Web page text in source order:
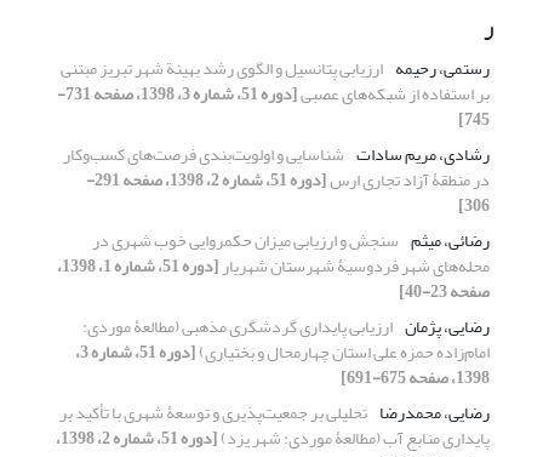
ر
رستمی، رحیمه ارزیابی پتانسیل و الگوی رشد بهینة شهر تبریز مبتنی
بر استفاده از شبکه‌های عصبی [دوره 51، شماره 3، 1398، صفحه 731-
745]
رشادی، مریم سادات شناسایی و اولویت‌بندی فرصت‌های کسب‌وکار
در منطقۀ آزاد تجاری ارس [دوره 51، شماره 2، 1398، صفحه 291-
306]
رضائی، میثم سنجش و ارزیابی میزان حکمروایی خوب شهری در
محله‌های شهر فردوسیۀ شهرستان شهریار [دوره 51، شماره 1، 1398،
صفحه 23-40]
رضایی، پژمان ارزیابی پایداری گردشگری مذهبی (مطالعۀ موردی:
امام‌زاده حمزه علی استان چهارمحال و بختیاری) [دوره 51، شماره 3،
1398، صفحه 675-691]
رضایی، محمدرضا تحلیلی بر جمعیت‌پذیری و توسعۀ شهری با تأکید بر
پایداری منابع آب (مطالعۀ موردی: شهر یزد) [دوره 51، شماره 2، 1398،